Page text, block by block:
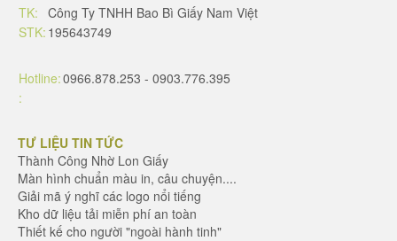
TK: Công Ty TNHH Bao Bì Giấy Nam Việt
STK: 195643749
Hotline:0966.878.253 - 0903.776.395
:
TƯ LIỆU TIN TỨC
Thành Công Nhờ Lon Giấy
Màn hình chuẩn màu in, câu chuyện....
Giải mã ý nghĩ các logo nổi tiếng
Kho dữ liệu tải miễn phí an toàn
Thiết kế cho người "ngoài hành tinh"